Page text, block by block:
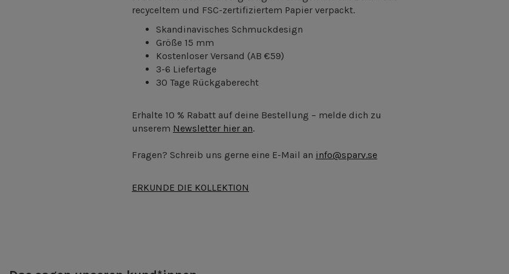
recyceltem und FSC-zertifiziertem Papier verpackt.
Skandinavisches Schmuckdesign
Größe 15 mm
Kostenloser Versand (AB €59)
3-6 Liefertage
30 Tage Rückgaberecht
Erhalte 10 % Rabatt auf deine Bestellung – melde dich zu
unserem Newsletter hier an.
Fragen? Schreib uns gerne eine E-Mail an info@sparv.se
ERKUNDE DIE KOLLEKTION